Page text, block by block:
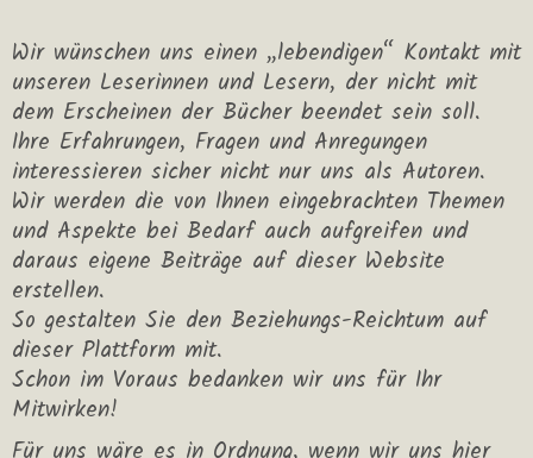
Wir wünschen uns einen „lebendigen“ Kontakt mit
unseren Leserinnen und Lesern, der nicht mit
dem Erscheinen der Bücher beendet sein soll.
Ihre Erfahrungen, Fragen und Anregungen
interessieren sicher nicht nur uns als Autoren.
Wir werden die von Ihnen eingebrachten Themen
und Aspekte bei Bedarf auch aufgreifen und
daraus eigene Beiträge auf dieser Website
erstellen.
So gestalten Sie den Beziehungs-Reichtum auf
dieser Plattform mit.
Schon im Voraus bedanken wir uns für Ihr
Mitwirken!